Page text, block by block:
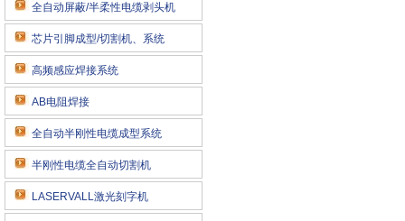
全自动屏蔽/半柔性电缆剥头机
芯片引脚成型/切割机、系统
高频感应焊接系统
AB电阻焊接
全自动半刚性电缆成型系统
半刚性电缆全自动切割机
LASERVALL激光刻字机